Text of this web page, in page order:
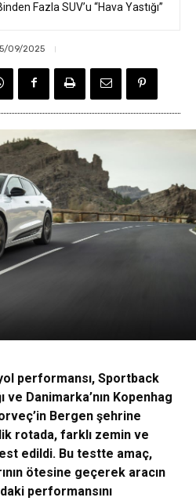
Fazla SUV’u “Hava Yastığı”
12 Milyon Araç Çağırdı
09/2025
performansı, Sportback
ve Danimarka’nın Kopenhag
Bergen şehrine
rotada, farklı zemin ve
edildi. Bu testte amaç,
ötesine geçerek aracın
performansını